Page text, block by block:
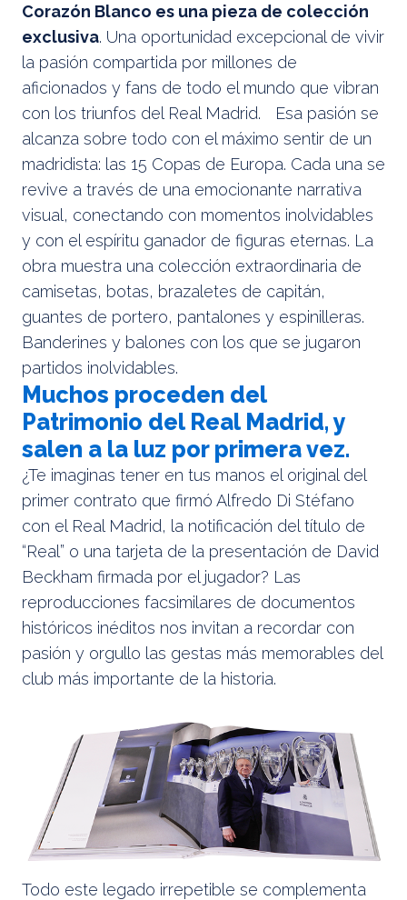
Corazón Blanco es una pieza de colección
exclusiva. Una oportunidad excepcional de vivir
la pasión compartida por millones de
aficionados y fans de todo el mundo que vibran
con los triunfos del Real Madrid. Esa pasión se
alcanza sobre todo con el máximo sentir de un
madridista: las 15 Copas de Europa. Cada una se
revive a través de una emocionante narrativa
visual, conectando con momentos inolvidables
y con el espíritu ganador de figuras eternas. La
obra muestra una colección extraordinaria de
camisetas, botas, brazaletes de capitán,
guantes de portero, pantalones y espinilleras.
Banderines y balones con los que se jugaron
partidos inolvidables.
Muchos proceden del
Patrimonio del Real Madrid, y
salen a la luz por primera vez.
¿Te imaginas tener en tus manos el original del
primer contrato que firmó Alfredo Di Stéfano
con el Real Madrid, la notificación del título de
“Real” o una tarjeta de la presentación de David
Beckham firmada por el jugador? Las
reproducciones facsimilares de documentos
históricos inéditos nos invitan a recordar con
pasión y orgullo las gestas más memorables del
club más importante de la historia.
Todo este legado irrepetible se complementa